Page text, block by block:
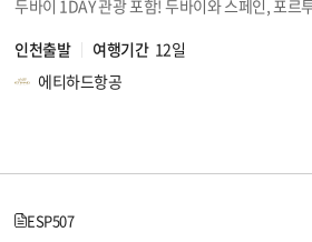
인천출발
여행기간 12일
에티하드항공
ESP507